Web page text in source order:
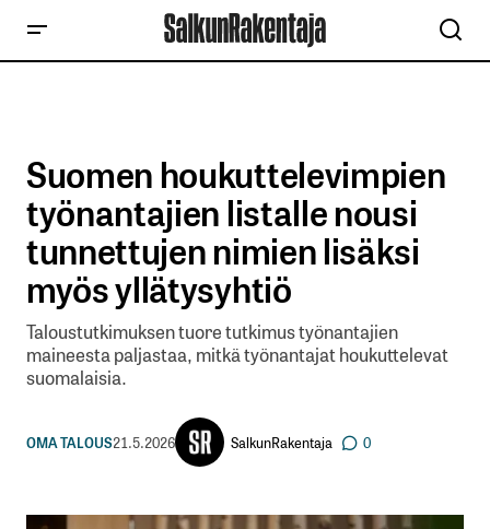
Suomen houkuttelevimpien
työnantajien listalle nousi
tunnettujen nimien lisäksi
myös yllätysyhtiö
Taloustutkimuksen tuore tutkimus työnantajien
maineesta paljastaa, mitkä työnantajat houkuttelevat
suomalaisia.
OMA TALOUS21.5.2026 SalkunRakentaja 0